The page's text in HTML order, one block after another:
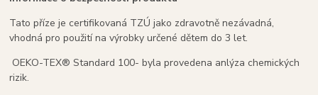
Tato příze je certifikovaná TZÚ jako zdravotně nezávadná,
vhodná pro použití na výrobky určené dětem do 3 let.
OEKO-TEX® Standard 100- byla provedena anlýza chemických
rizik.